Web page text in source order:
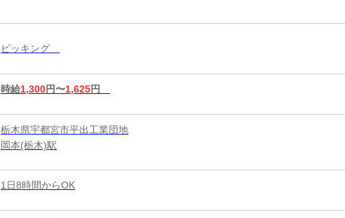
ピッキング
時給1,300円〜1,625円
栃木県宇都宮市平出工業団地
岡本(栃木)駅
1日8時間からOK